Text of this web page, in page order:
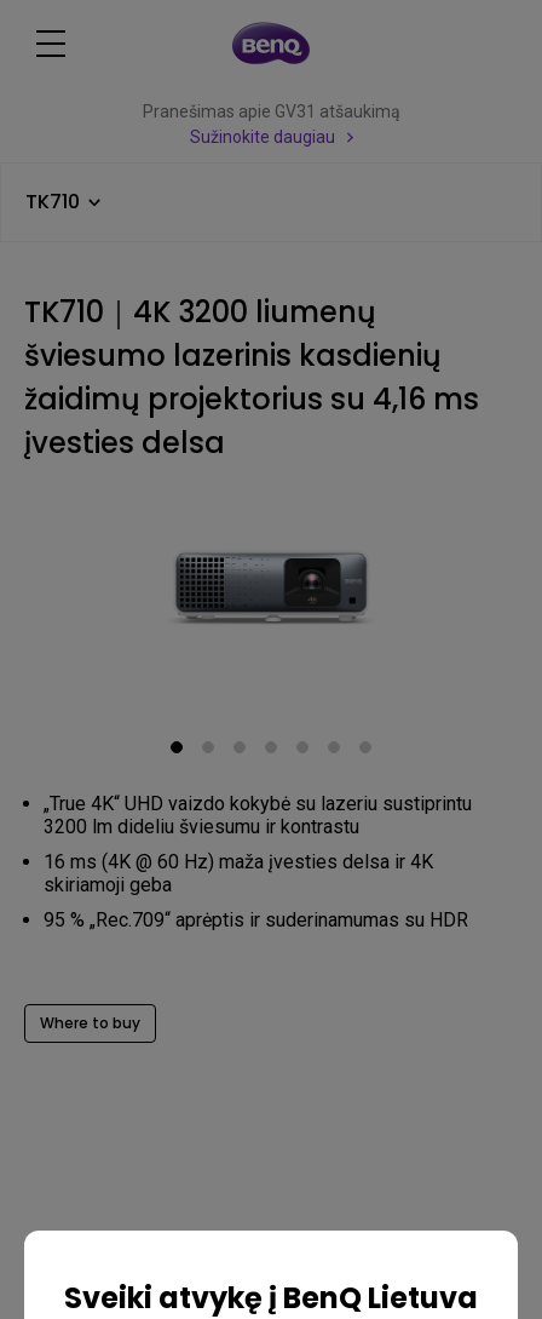
Sveiki atvykę į BenQ Lietuva
Pranešimas apie GV31 atšaukimą
Sužinokite daugiau
TK710
TK710｜4K 3200 liumenų
šviesumo lazerinis kasdienių
žaidimų projektorius su 4,16 ms
įvesties delsa
„True 4K“ UHD vaizdo kokybė su lazeriu sustiprintu
3200 lm dideliu šviesumu ir kontrastu
16 ms (4K @ 60 Hz) maža įvesties delsa ir 4K
skiriamoji geba
95 % „Rec.709“ aprėptis ir suderinamumas su HDR
Where to buy